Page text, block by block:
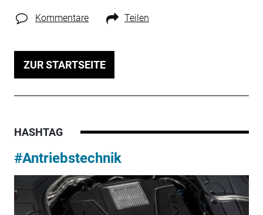
Kommentare Teilen
ZUR STARTSEITE
HASHTAG
#Antriebstechnik